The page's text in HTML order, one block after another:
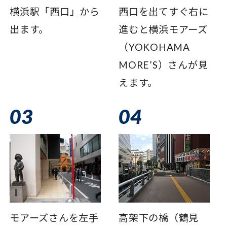
横浜駅「西口」から
出ます。
西口を出てすぐ右に
進むと横浜モアーズ
（YOKOHAMA
MORE’S）さんが見
えます。
03
モアーズさんを左手
04
高架下の橋（鶴見